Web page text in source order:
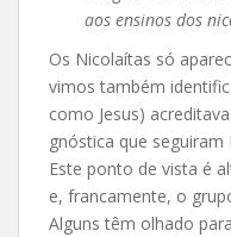
aos ensinos dos
Os Nicolaítas só
vimos também
como Jesus)
gnóstica que
Este ponto de vista é
e, francamente, o
Alguns têm olhado